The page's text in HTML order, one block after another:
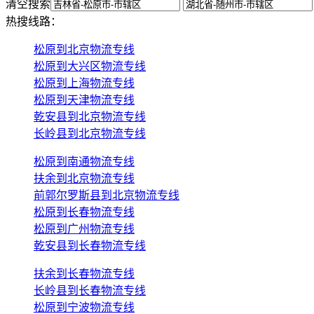
清空搜索
热搜线路：
松原到北京物流专线
松原到大兴区物流专线
松原到上海物流专线
松原到天津物流专线
乾安县到北京物流专线
长岭县到北京物流专线
松原到南通物流专线
扶余到北京物流专线
前郭尔罗斯县到北京物流专线
松原到长春物流专线
松原到广州物流专线
乾安县到长春物流专线
扶余到长春物流专线
长岭县到长春物流专线
松原到宁波物流专线